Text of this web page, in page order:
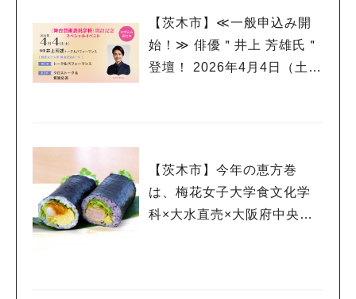
【茨木市】≪一般申込み開
始！≫ 俳優＂井上 芳雄氏＂
登壇！ 2026年4月4日（土）
【茨木市】今年の恵方巻
は、梅花女子大学食文化学
科×大水直売×大阪府中央卸